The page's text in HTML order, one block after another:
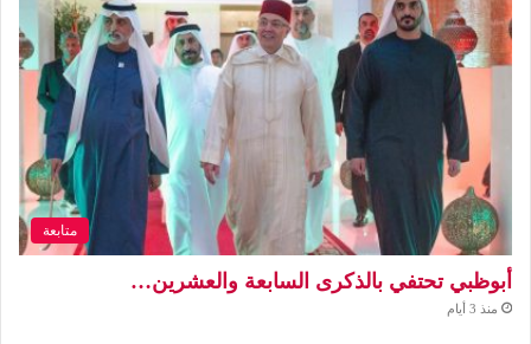
متابعة
أبوظبي تحتفي بالذكرى السابعة والعشرين…
منذ 3 أيام